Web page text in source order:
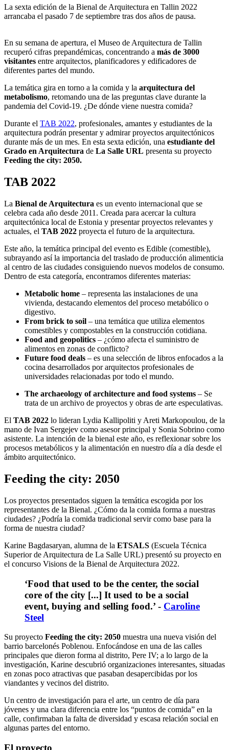
La sexta edición de la Bienal de Arquitectura en Tallin 2022
arrancaba el pasado 7 de septiembre tras dos años de pausa.
En su semana de apertura, el Museo de Arquitectura de Tallin
recuperó cifras prepandémicas, concentrando a más de 3000
visitantes entre arquitectos, planificadores y edificadores de
diferentes partes del mundo.
La temática gira en torno a la comida y la arquitectura del
metabolismo, retomando una de las preguntas clave durante la
pandemia del Covid-19. ¿De dónde viene nuestra comida?
Durante el TAB 2022, profesionales, amantes y estudiantes de la
arquitectura podrán presentar y admirar proyectos arquitectónicos
durante más de un mes. En esta sexta edición, una estudiante del
Grado en Arquitectura de La Salle URL presenta su proyecto
Feeding the city: 2050.
TAB 2022
La Bienal de Arquitectura es un evento internacional que se
celebra cada año desde 2011. Creada para acercar la cultura
arquitectónica local de Estonia y presentar proyectos relevantes y
actuales, el TAB 2022 proyecta el futuro de la arquitectura.
Este año, la temática principal del evento es Edible (comestible),
subrayando así la importancia del traslado de producción alimenticia
al centro de las ciudades consiguiendo nuevos modelos de consumo.
Dentro de esta categoría, encontramos diferentes materias:
Metabolic home – representa las instalaciones de una
vivienda, destacando elementos del proceso metabólico o
digestivo.
From brick to soil – una temática que utiliza elementos
comestibles y compostables en la construcción cotidiana.
Food and geopolitics – ¿cómo afecta el suministro de
alimentos en zonas de conflicto?
Future food deals – es una selección de libros enfocados a la
cocina desarrollados por arquitectos profesionales de
universidades relacionadas por todo el mundo.
The archaeology of architecture and food systems – Se
trata de un archivo de proyectos y obras de arte especulativas.
El TAB 2022 lo lideran Lydia Kallipoliti y Areti Markopoulou, de la
mano de Ivan Sergejev como asesor principal y Sonia Sobrino como
asistente. La intención de la bienal este año, es reflexionar sobre los
procesos metabólicos y la alimentación en nuestro día a día desde el
ámbito arquitectónico.
Feeding the city: 2050
Los proyectos presentados siguen la temática escogida por los
representantes de la Bienal. ¿Cómo da la comida forma a nuestras
ciudades? ¿Podría la comida tradicional servir como base para la
forma de nuestra ciudad?
Karine Bagdasaryan, alumna de la ETSALS (Escuela Técnica
Superior de Arquitectura de La Salle URL) presentó su proyecto en
el concurso Visions de la Bienal de Arquitectura 2022.
‘Food that used to be the center, the social
core of the city [...] It used to be a social
event, buying and selling food.’ - Caroline
Steel
Su proyecto Feeding the city: 2050 muestra una nueva visión del
barrio barcelonés Poblenou. Enfocándose en una de las calles
principales que dieron forma al distrito, Pere IV; a lo largo de la
investigación, Karine descubrió organizaciones interesantes, situadas
en zonas poco atractivas que pasaban desapercibidas por los
viandantes y vecinos del distrito.
Un centro de investigación para el arte, un centro de día para
jóvenes y una clara diferencia entre los “puntos de comida” en la
calle, confirmaban la falta de diversidad y escasa relación social en
algunas partes del entorno.
El proyecto